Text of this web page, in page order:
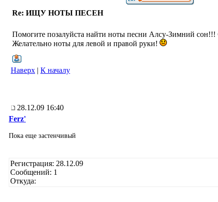
Re: ИЩУ НОТЫ ПЕСЕН
Помогите позалуйста найти ноты песни Алсу-Зимний
Желательно ноты для левой и правой руки!
Наверх | К началу
28.12.09 16:40
Ferz'
Пока еще застенчивый
Регистрация: 28.12.09
Сообщений: 1
Откуда: